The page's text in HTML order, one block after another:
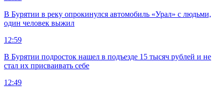
В Бурятии в реку опрокинулся автомобиль «Урал» с людьми,
один человек выжил
12:59
В Бурятии подросток нашел в подъезде 15 тысяч рублей и не
стал их присваивать себе
12:49